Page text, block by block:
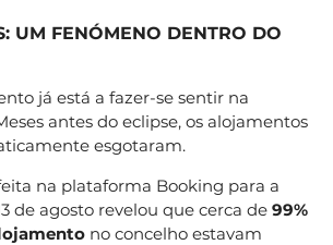
UM FENÓMENO DENTRO DO
já está a fazer-se sentir na
antes do eclipse, os alojamentos
esgotaram.
na plataforma Booking para a
de agosto revelou que cerca de 99%
no concelho estavam